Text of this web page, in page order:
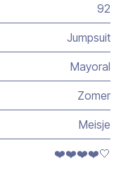
92
Jumpsuit
Mayoral
Zomer
Meisje
❤️❤️❤️❤️🤍